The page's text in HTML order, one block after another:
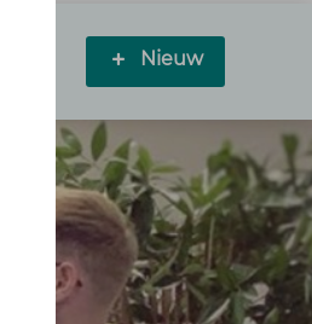
Nieuw